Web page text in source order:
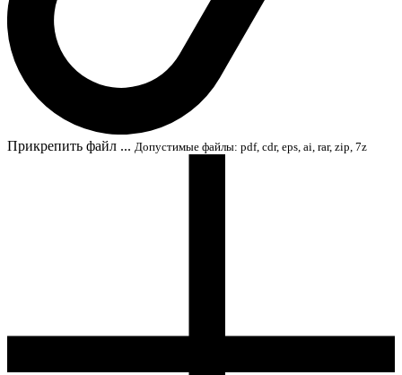
Прикрепить файл ... Допустимые файлы: pdf, cdr, eps, ai, rar, zip, 7z